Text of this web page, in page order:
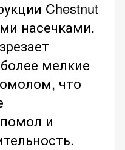
Chestnut
насечками.
мелкие
что
и